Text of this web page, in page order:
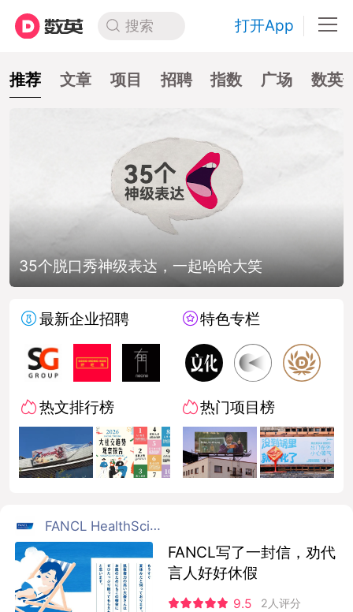
搜索 打开App
推荐 文章 项目 招聘 指数 广场 数英
35个脱口秀神级表达，一起哈哈大笑
最新企业招聘
热文排行榜
特色专栏
热门项目榜
FANCL HealthScience
FANCL写了一封信，劝代
言人好好休假
9.5 2人评分